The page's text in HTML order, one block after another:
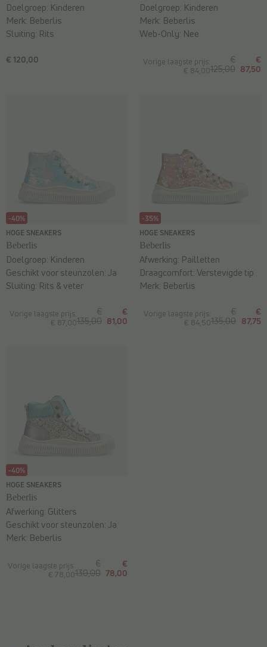
€ 120,00
Doelgroep: Kinderen
Merk: Beberlis
Sluiting: Rits
Vorige laagste prijs:
€ 84,00
€
125,00
€
87,50
Doelgroep: Kinderen
Merk: Beberlis
Web-Only: Nee
-40%
HOGE SNEAKERS
Beberlis
Vorige laagste prijs:
€ 87,00
€
135,00
€
81,00
Doelgroep: Kinderen
Geschikt voor steunzolen:Ja
Sluiting: Rits & veter
-35%
HOGE SNEAKERS
Beberlis
Vorige laagste prijs:
€ 84,50
€
135,00
€
87,75
Afwerking: Pailletten
Draagcomfort:Verstevigde tip
Merk: Beberlis
-40%
HOGE SNEAKERS
Beberlis
Vorige laagste prijs:
€ 78,00
€
130,00
€
78,00
Afwerking: Glitters
Geschikt voor steunzolen:Ja
Merk: Beberlis